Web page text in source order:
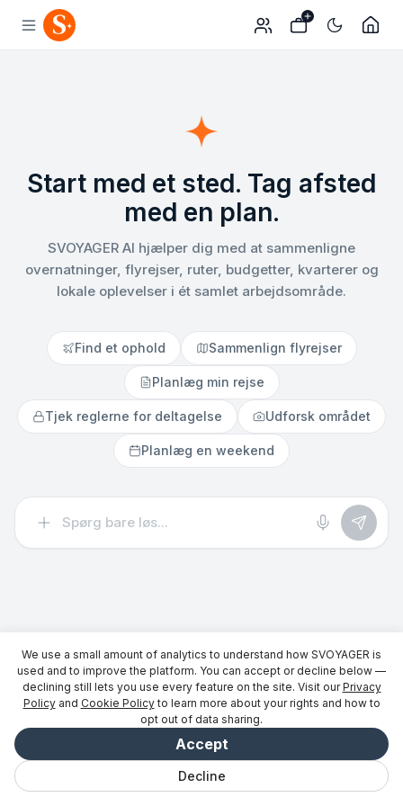
Start med et sted. Tag afsted
med en plan.
SVOYAGER AI hjælper dig med at sammenligne
overnatninger, flyrejser, ruter, budgetter, kvarterer og
lokale oplevelser i ét samlet arbejdsområde.
Find et ophold Sammenlign flyrejser
Planlæg min rejse
Tjek reglerne for deltagelse Udforsk området
Planlæg en weekend
Chat Gemt Udflugter Udforsk Vibe Log ind
We use a small amount of analytics to understand how SVOYAGER is
used and to improve the platform. You can accept or decline below —
declining still lets you use every feature on the site. Visit our Privacy
Policy and Cookie Policy to learn more about your rights and how to
opt out of data sharing.
Decline
Accept